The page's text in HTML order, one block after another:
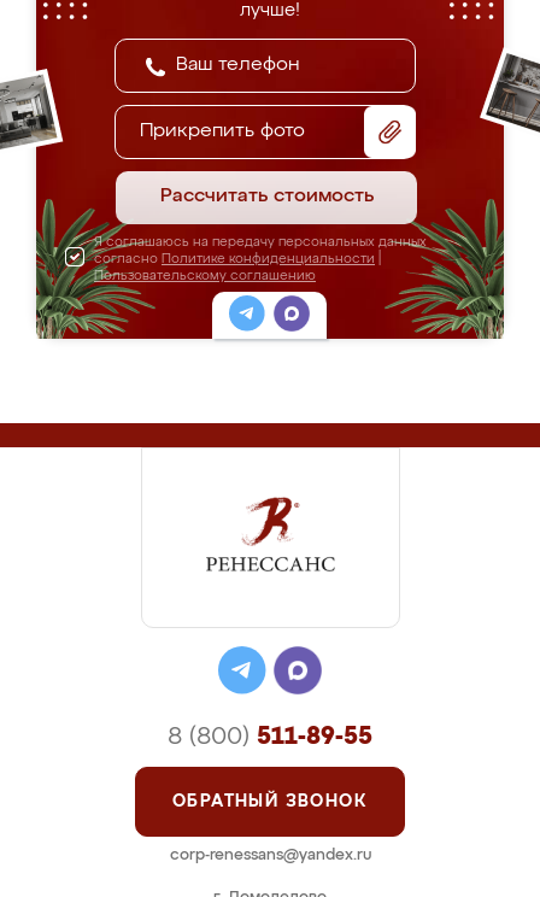
лучше!
Прикрепить фото
Рассчитать стоимость
Я соглашаюсь на передачу персональных данных
согласно Политике конфиденциальности
Пользовательскому соглашению
8 (800) 511-89-55
ОБРАТНЫЙ ЗВОНОК
corp-renessans@yandex.ru